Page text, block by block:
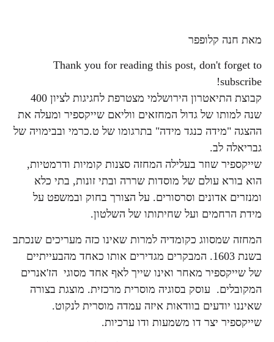
מאת חנה קלופפר
Thank you for reading this post, don't forget to
subscribe!
קבוצת התיאטרון הירושלמי מצטרפת לחגיגות לציון 400
שנה למותו של גדול המחזאים ווליאם שייקספיר ומעלה את
ההצגה "מידה כנגד מידה" בתרגומו של ט.כרמי ובבימויה של
גבריאלה לב.
שייקספיר שוזר בעלילה המחזה סצנות קומיות ודרמטיות,
הוא בורא עולם של מוסדות שררה ובתי זונות, בתי כלא
ומנזרים אדונים וסרסורים. על הצורך בחוק ובמשפט על
מידת הרחמים ועל שחיתותו של השלטון.
המחזה שמסווג כקומדיה למרות שאינו כזה מעריכים שנכתב
בשנת 1603. המבקרים מגדירים אותו כאחד מהבעייתיים
של שייקספיר מאחר ואינו שייך לאף אחד מסוגי הז'אנרים
המקובלים. עוסק בסוגיה מוסרית מרכזית. מוצגת בצורה
שאיננו יודעים בוודאות איזה עמדה מוסרית לנקוט.
שייקספיר יצר דו משמעות ודו ערכיות.